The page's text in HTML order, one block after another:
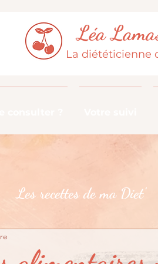
Léa
La diététicienne
Les recettes de ma Diet'